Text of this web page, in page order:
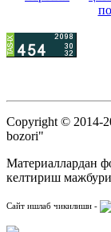
Copyright © 2014-
bozori"
Материаллардан
келтириш
Сайт ишлаб чикилиши -